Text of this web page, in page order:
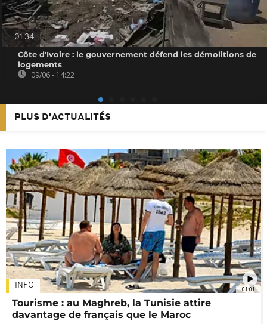
01:34
Côte d'Ivoire : le gouvernement défend les démolitions de
logements
09/06 - 14:22
PLUS D'ACTUALITÉS
01:01
INFO
Tourisme : au Maghreb, la Tunisie attire
davantage de français que le Maroc